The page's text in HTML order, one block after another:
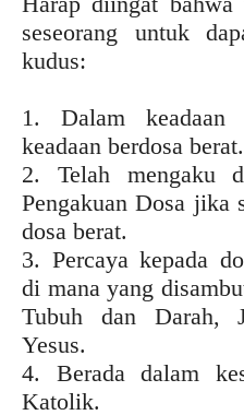
seseorang untuk
kudus:
1. Dalam keadaan
keadaan berdosa berat.
2. Telah mengaku
Pengakuan Dosa jika
dosa berat.
3. Percaya kepada
di mana yang
Tubuh dan Darah,
Yesus.
4. Berada dalam
Katolik.